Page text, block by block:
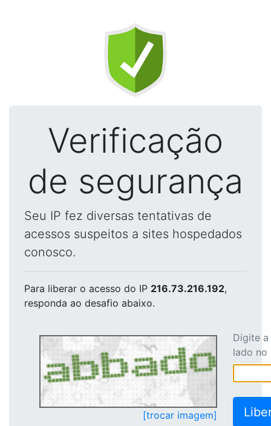
Verificação
de segurança
Seu IP fez diversas tentativas de
acessos suspeitos a sites hospedados
conosco.
Para liberar o acesso do IP 216.73.216.192,
responda ao desafio abaixo.
[trocar imagem]
Digite
lado no